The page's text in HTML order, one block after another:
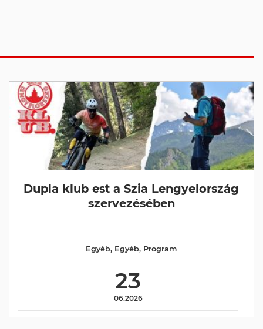
Dupla klub est a Szia Lengyelország
szervezésében
23
06.2026
Egyéb, Egyéb, Program